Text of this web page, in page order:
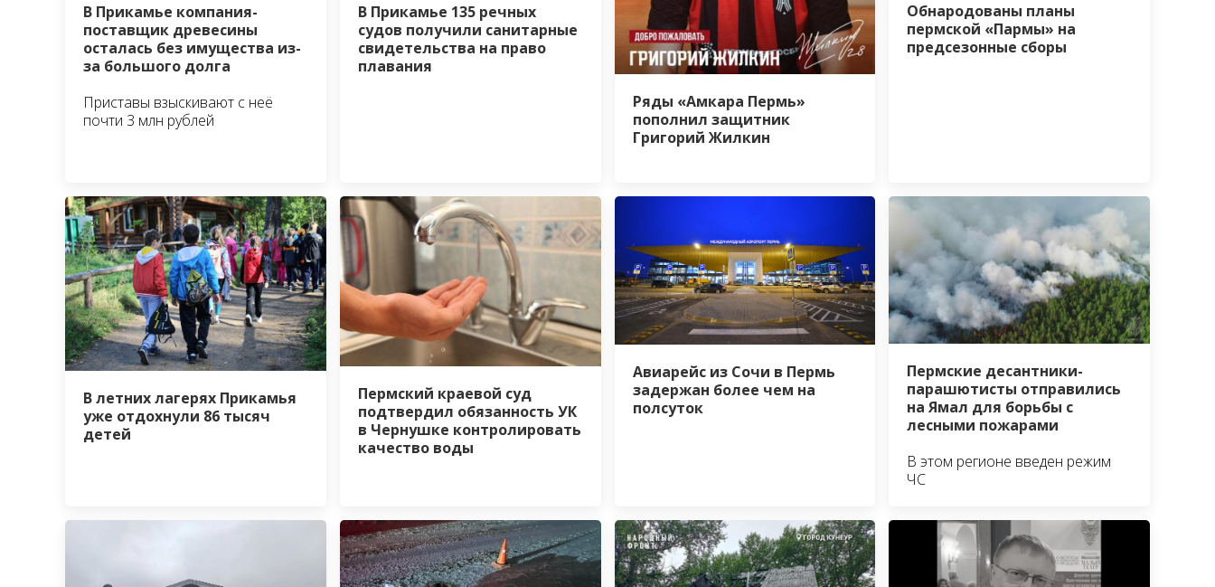
В Прикамье компания-
поставщик древесины
осталась без имущества из-
за большого долга
Приставы взыскивают с неё
почти 3 млн рублей
В Прикамье 135 речных
судов получили санитарные
свидетельства на право
плавания
Ряды «Амкара Пермь»
пополнил защитник
Григорий Жилкин
Обнародованы планы
пермской «Пармы» на
предсезонные сборы
В летних лагерях Прикамья
уже отдохнули 86 тысяч
детей
Пермский краевой суд
подтвердил обязанность УК
в Чернушке контролировать
качество воды
Авиарейс из Сочи в Пермь
задержан более чем на
полсуток
Пермские десантники-
парашютисты отправились
на Ямал для борьбы с
лесными пожарами
В этом регионе введен режим
ЧС